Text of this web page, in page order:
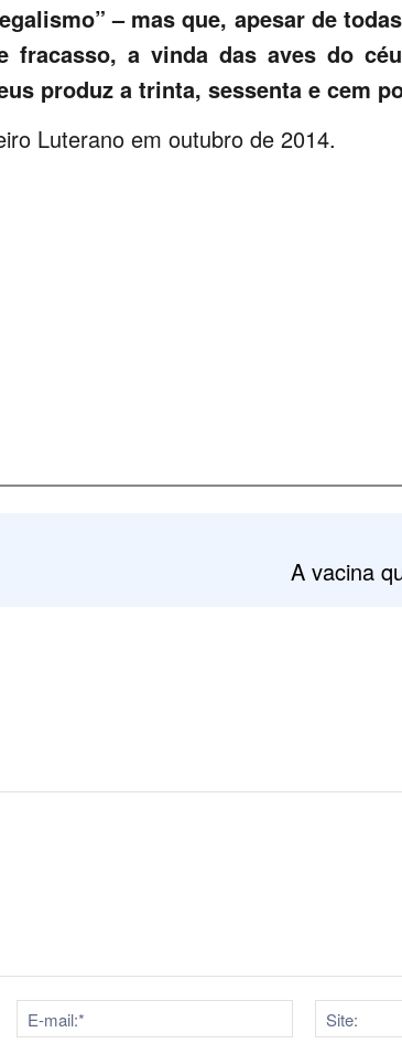
– mas que, apesar de
fracasso, a vinda das aves do
produz a trinta, sessenta e cem
Luterano em outubro de 2014.
A vacina
Nome:*
mail:*